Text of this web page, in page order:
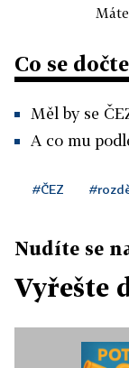
Co se
Měl by se
A co mu
#ČEZ
Nudíte se
Vyřešte